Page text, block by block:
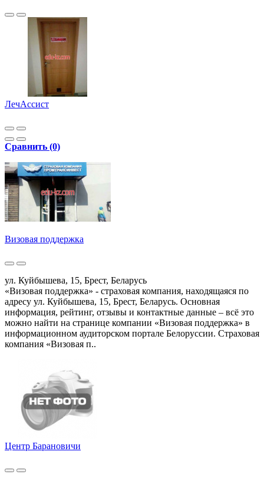
ЛечАссист
Сравнить (0)
Визовая поддержка
ул. Куйбышева, 15, Брест, Беларусь
«Визовая поддержка» - страховая компания, находящаяся по
адресу ул. Куйбышева, 15, Брест, Беларусь. Основная
информация, рейтинг, отзывы и контактные данные – всё это
можно найти на странице компании «Визовая поддержка» в
информационном аудиторском портале Белоруссии. Страховая
компания «Визовая п..
Центр Барановичи